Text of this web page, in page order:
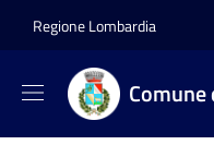
Regione Lombardia
Comune